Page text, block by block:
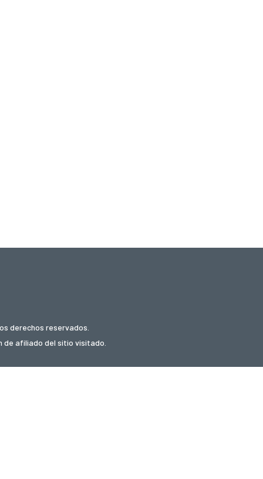
derechos reservados.
de afiliado del sitio visitado.